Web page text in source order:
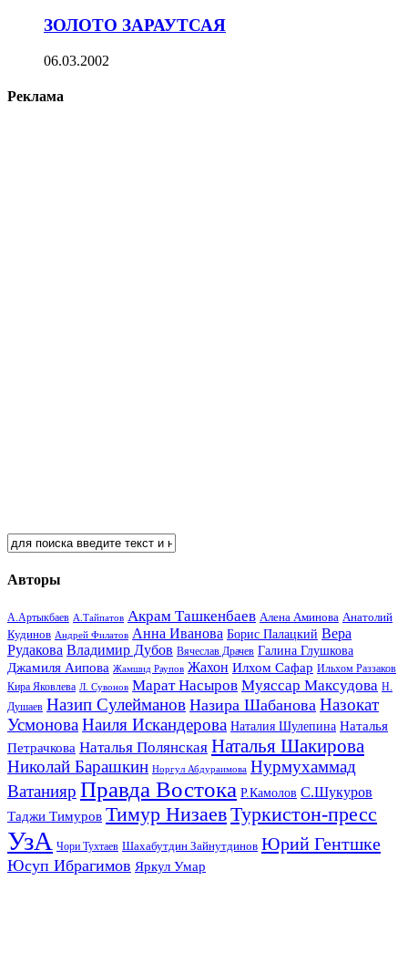
ЗОЛОТО ЗАРАУТСАЯ
06.03.2002
Реклама
Авторы
А.Артыкбаев А.Тайпатов Акрам Ташкенбаев Алена Аминова Анатолий
Кудинов Андрей Филатов Анна Иванова Борис Палацкий Вера
Рудакова Владимир Дубов Вячеслав Драчев Галина Глушкова
Джамиля Аипова Жамшид Раупов Жахон Илхом Сафар Ильхом Раззаков
Кира Яковлева Л. Сувонов Марат Насыров Муяссар Максудова Н.
Душаев Назип Сулейманов Назира Шабанова Назокат
УсмоноваНаиля Искандерова Наталия Шулепина Наталья
Петрачкова Наталья Полянская Наталья Шакирова
Николай Барашкин Норгул Абдураимова Нурмухаммад
Ватанияр Правда Востока Р.Камолов С.Шукуров
Таджи Тимуров Тимур НизаевТуркистон-пресс
УзА Чори Тухтаев Шахабутдин Зайнутдинов Юрий Гентшке
Юсуп Ибрагимов Яркул Умар